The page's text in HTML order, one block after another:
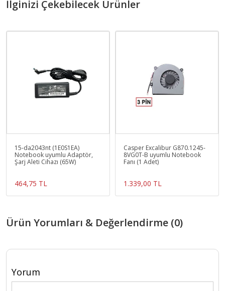
İlginizi Çekebilecek Ürünler
15-da2043nt (1E0S1EA)
Notebook uyumlu Adaptör,
Şarj Aleti Cihazı (65W)
464,75 TL
Casper Excalibur G870.1245-
8VG0T-B uyumlu Notebook
Fanı (1 Adet)
1.339,00 TL
Ürün Yorumları & Değerlendirme (0)
Yorum